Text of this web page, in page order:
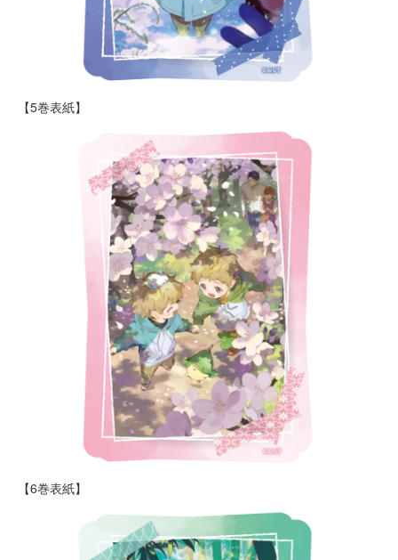
【5巻表紙】
【6巻表紙】